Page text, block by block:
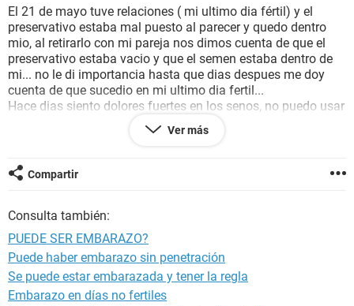
SEXUALIDAD
GLOSARIO
El 21 de mayo tuve relaciones ( mi ultimo dia fértil) y el
preservativo estaba mal puesto al parecer y quedo dentro
mio, al retirarlo con mi pareja nos dimos cuenta de que el
preservativo estaba vacio y que el semen estaba dentro de
mi... no le di importancia hasta que dias despues me doy
cuenta de que sucedio en mi ultimo dia fertil...
Hace dias siento dolores fuertes en los senos, no puedo usar
sosten y me despierto a la madrugada del dolor,y punzadas
en los ovarios, no quiero adelantarme a sintomas de
hay posibilidades de que este embarazada?
Ver más
Compartir
Consulta también:
PUEDE SER EMBARAZO?
Puede haber embarazo sin penetración
Se puede estar embarazada y tener la regla
Embarazo en días no fertiles